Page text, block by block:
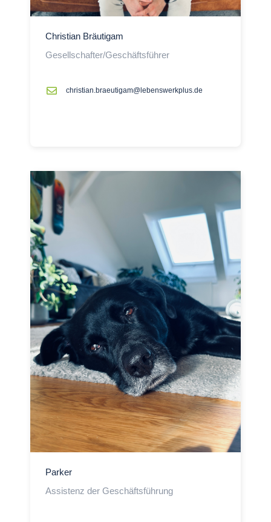
Christian Bräutigam
Gesellschafter/Geschäftsführer
christian.braeutigam@lebenswerkplus.de
Parker
Assistenz der Geschäftsführung